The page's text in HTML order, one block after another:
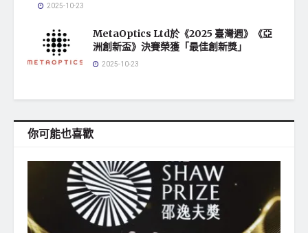
2025-10-23
MetaOptics Ltd於《2025 臺灣週》《亞
洲創新盃》決賽榮獲「最佳創新獎」
2025-10-23
你可能也喜歡